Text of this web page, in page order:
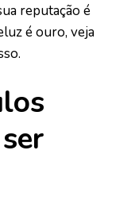
reputação é
é ouro, veja